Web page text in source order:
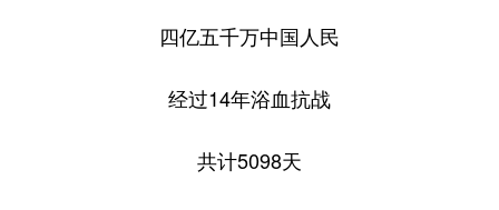
Español Français
Русский язык 日本語
四亿五千万中国人民
经过14年浴血抗战
共计5098天